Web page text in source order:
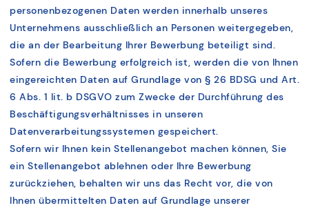
personenbezogenen Daten werden innerhalb unseres
Unternehmens ausschließlich an Personen weitergegeben,
die an der Bearbeitung Ihrer Bewerbung beteiligt sind.
Sofern die Bewerbung erfolgreich ist, werden die von Ihnen
eingereichten Daten auf Grundlage von § 26 BDSG und Art.
6 Abs. 1 lit. b DSGVO zum Zwecke der Durchführung des
Beschäftigungsverhältnisses in unseren
Datenverarbeitungssystemen gespeichert.
Sofern wir Ihnen kein Stellenangebot machen können, Sie
ein Stellenangebot ablehnen oder Ihre Bewerbung
zurückziehen, behalten wir uns das Recht vor, die von
Ihnen übermittelten Daten auf Grundlage unserer